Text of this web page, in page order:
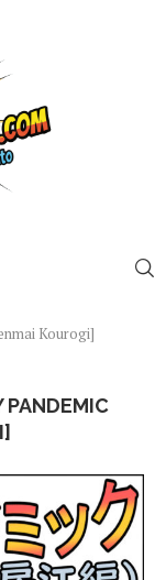
Kourogi]
PANDEMIC